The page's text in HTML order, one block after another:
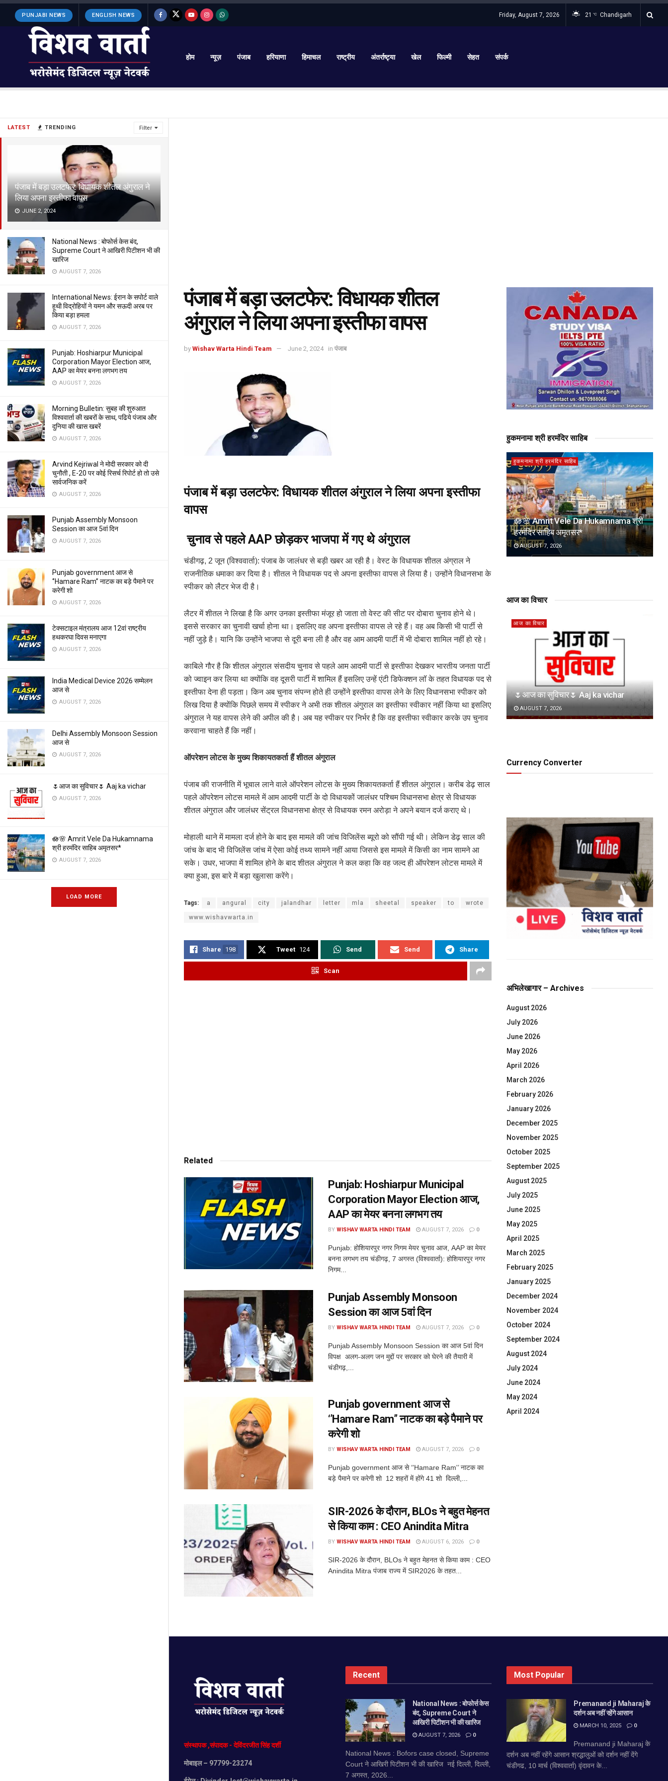
LATEST TRENDING Filter
पंजाब में बड़ा उलटफेर: विधायक शीतल अंगुराल ने
लिया अपना इस्तीफा वापस
JUNE 2, 2024
National News : बोफोर्स केस बंद,
Supreme Court ने आखिरी पिटीशन भी की
खारिज
AUGUST 7, 2026
International News: ईरान के सपोर्ट वाले
हूथी विद्रोहियों ने यमन और सऊदी अरब पर
किया बड़ा हमला
AUGUST 7, 2026
Punjab: Hoshiarpur Municipal
Corporation Mayor Election आज,
AAP का मेयर बनना लगभग तय
AUGUST 7, 2026
Morning Bulletin: सुबह की शुरुआत
विश्ववार्ता की खबरों के साथ, पढिये पंजाब और
दुनिया की खास खबरें
AUGUST 7, 2026
Arvind Kejriwal ने मोदी सरकार को दी
चुनौती , E-20 पर कोई रिसर्च रिपोर्ट हो तो उसे
सार्वजनिक करें
AUGUST 7, 2026
Punjab Assembly Monsoon
Session का आज 5वां दिन
AUGUST 7, 2026
Punjab government आज से
‘’Hamare Ram’’ नाटक का बड़े पैमाने पर
करेगी शो
AUGUST 7, 2026
टेक्सटाइल मंत्रालय आज 12वां राष्ट्रीय
हथकरघा दिवस मनाएगा
AUGUST 7, 2026
India Medical Device 2026 सम्मेलन
आज से
AUGUST 7, 2026
Delhi Assembly Monsoon Session
आज से
AUGUST 7, 2026
🌷आज का सुविचार🌷 Aaj ka vichar
AUGUST 7, 2026
🪷🌸 Amrit Vele Da Hukamnama
श्री हरमंदिर साहिब अमृतसर*
AUGUST 7, 2026
LOAD MORE
PUNJABI NEWS ENGLISH NEWS Friday, August 7, 2026 21 °C Chandigarh
होम न्यूज़ पंजाब हरियाणा हिमाचल राष्ट्रीय अंतर्राष्ट्या खेल फिल्मी सेहत संपर्क
पंजाब में बड़ा उलटफेर: विधायक शीतल
अंगुराल ने लिया अपना इस्तीफा वापस
by Wishav Warta Hindi Team June 2, 2024 in पंजाब
पंजाब में बड़ा उलटफेर: विधायक शीतल अंगुराल ने लिया अपना इस्तीफा
वापस
चुनाव से पहले AAP छोड़कर भाजपा में गए थेअंगुराल
चंडीगढ़, 2 जून (विश्ववार्ता): पंजाब के जालंधर से बड़ी खबर आ रही है। वेस्ट के विधायक शीतल अंग्राल ने
राजनीतिक धमाका कर दिया है। शीतल ने विधायक पद से अपना इस्तीफा वापस ले लिया है। उन्होंने विधानसभा के
स्पीकर को लैटर भेज दी है।
लैटर में शीतल ने लिखा है कि अगर उनका इस्तीफा मंजूर हो जाता तो वेस्ट की सीट पर दोबारा चुनाव होने थे।
इससे सरकार का चुनावी खर्चा होना था। इसलिए वह अपना इस्तीफा वापस ले रहे हैं। वह अब किसी भी पार्टी से
नहीं जुड़े है। यानि कि उन्होंने भाजपा से दूरी बना ली है और वह आम आदमी पार्टी में भी दोबारा शामिल नहीं हो रहे।
काबिले गौर है कि शीतल अंगुराल संसदीय चुनाव से पहले आम आदमी पार्टी से इस्तीफा देखकर भारतीय जनता पार्टी
को ज्वाइन कर लिया था क्योंकि वह दूसरी पार्टी में शामिल हैं इसलिए उन्हें एंटी डिफेक्शन लॉ के तहत विधायक पद से
इस्तीफा देना ही पड़ता। किन अब चुनाव संपन्न होते ही उन्होंने इस्तीफा वापस लेने के लिए विधानसभा स्पीकर को
लिख दिया है क्योंकि पिछले समय में स्पीकर ने अभी तक शीतल अंगुराल का इस्तीफा स्वीकार नहीं किया था इसलिए
अंगुराल ने यह वापस लेने की अपील की है। अब यह स्पीकर पर निर्भर है कि वह इस्तीफा स्वीकार करके उप चुनाव
करवाना चाहते हैं कि नहीं।
ऑपरेशन लोटस के मुख्य शिकायतकर्ता हैं शीतल अंगुराल
पंजाब की राजनीति में भूचाल लाने वाले ऑपरेशन लोटस के मुख्य शिकायतकर्ता हैं शीतल अंगुराल। करीब डेढ़ साल
पहले ऑपरेशन लोटस मामले में आम आदमी पार्टी के दो विधायकों जालंधर पश्चिम विधानसभा क्षेत्र से विधायक
शीतल अंगुराल और जालंधर सेंट्रल विधानसभा क्षेत्र से विधायक रमन अरोड़ा ने अपने बयान दर्ज कराए थे।
मोहाली थाने में मामला दर्ज होने के बाद इस मामले की जांच विजिलेंस ब्यूरो को सौंपी गई थी। लेकिन डेढ़ साल की
जांच के बाद भी विजिलेंस जांच में ऐसा कोई तथ्य सामने नहीं आया जिससे इस मामले में किसी का नाम सामने आ
सके। उधर, भाजपा में शामिल होने के बाद शीतल अंगुराल ने कल कहा कि वह जल्द ही ऑपरेशन लोटस मामले में
क्या हुआ, इस बारे में बड़ा खुलासा करेंगे।
Tags: a angural city jalandhar letter mla sheetal speaker to wrote
www.wishavwarta.in
Share 198 Tweet 124 Send Send Share
Scan
Related
Punjab: Hoshiarpur Municipal
Corporation Mayor Election आज,
AAP का मेयर बनना लगभग तय
BY WISHAV WARTA HINDI TEAM AUGUST 7, 2026 0
Punjab: होशियारपुर नगर निगम मेयर चुनाव आज, AAP का मेयर
बनना लगभग तय चंडीगढ़, 7 अगस्त (विश्ववार्ता): होशियारपुर नगर
निगम...
Punjab Assembly Monsoon
Session का आज 5वां दिन
BY WISHAV WARTA HINDI TEAM AUGUST 7, 2026 0
Punjab Assembly Monsoon Session का आज 5वां दिन
विपक्ष अलग-अलग जन मुद्दों पर सरकार को घेरने की तैयारी में
चंडीगढ़,...
Punjab government आज से
‘’Hamare Ram’’ नाटक का बड़े पैमाने पर
करेगी शो
BY WISHAV WARTA HINDI TEAM AUGUST 7, 2026 0
Punjab government आज से ‘'Hamare Ram'’ नाटक का
बड़े पैमाने पर करेगी शो 12 शहरों में होंगे 41 शो दिल्ली,...
SIR-2026 के दौरान, BLOs ने बहुत मेहनत
से किया काम : CEO Anindita Mitra
BY WISHAV WARTA HINDI TEAM AUGUST 6, 2026 0
SIR-2026 के दौरान, BLOs ने बहुत मेहनत से किया काम : CEO
Anindita Mitra पंजाब राज्य में SIR2026 के तहत...
हुकमनामा श्री हरमंदिर साहिब
हुकमनामा श्री हरमंदिर साहिब
🪷🌸 Amrit Vele Da Hukamnama श्री
हरमंदिर साहिब अमृतसर*
AUGUST 7, 2026
आज का विचार
आज का विचार
🌷आज का सुविचार🌷 Aaj ka vichar
AUGUST 7, 2026
Currency Converter
अभिलेखागार – Archives
August 2026
July 2026
June 2026
May 2026
April 2026
March 2026
February 2026
January 2026
December 2025
November 2025
October 2025
September 2025
August 2025
July 2025
June 2025
May 2025
April 2025
March 2025
February 2025
January 2025
December 2024
November 2024
October 2024
September 2024
August 2024
July 2024
June 2024
May 2024
April 2024
संस्थापक,संपादक-देविंदरजीतसिंहदर्शी
मोबाइल– 97799-23274
Recent
National News : बोफोर्स केस
बंद, Supreme Court ने
आखिरी पिटीशन भी की खारिज
AUGUST 7, 2026 0
National News : Bofors case closed, Supreme
Court ने आखिरी पिटीशन भी की खारिज नई दिल्ली, दिल्ली,
7 अगस्त, 2026...
Most Popular
Premanand ji Maharaj के
दर्शन अब नहीं रहेंगे आसान
MARCH 10, 2025 0
Premanand ji Maharaj के
दर्शन अब नहीं रहेंगे आसान श्रद्धालुओं को दर्शन नहीं देंगे
चंडीगढ, 10 मार्च (विश्ववार्ता) वृंदावन के...